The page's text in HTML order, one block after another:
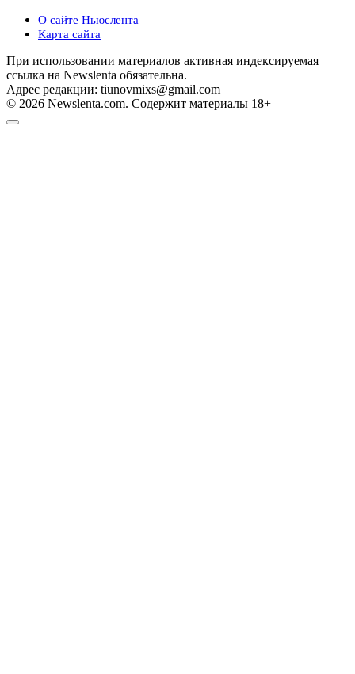
О сайте Ньюслента
Карта сайта
При использовании материалов активная индексируемая
ссылка на Newslenta обязательна.
Адрес редакции: tiunovmixs@gmail.com
© 2026 Newslenta.com. Содержит материалы 18+